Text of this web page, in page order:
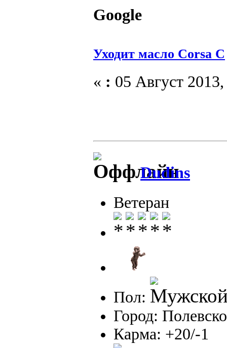
Google
Уходит масло Соrsa C
« : 05 Август
Dudins
Ветеран
Пол:
Город:
Карма: +20/-1